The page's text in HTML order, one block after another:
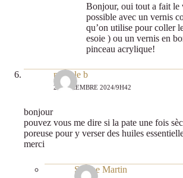
Bonjour, oui tout a fait le
possible avec un vernis
qu’on utilise pour coller
esoie ) ou un vernis en
pinceau acrylique!
pascale b
24 DÉCEMBRE 2024/9H42
bonjour
pouvez vous me dire si la pate une fois
poreuse pour y verser des huiles
merci
Sabine Martin